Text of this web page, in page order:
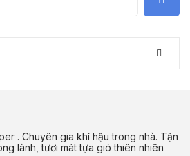
. Chuyên gia khí hậu trong nhà. Tận
lành, tươi mát tựa gió thiên nhiên